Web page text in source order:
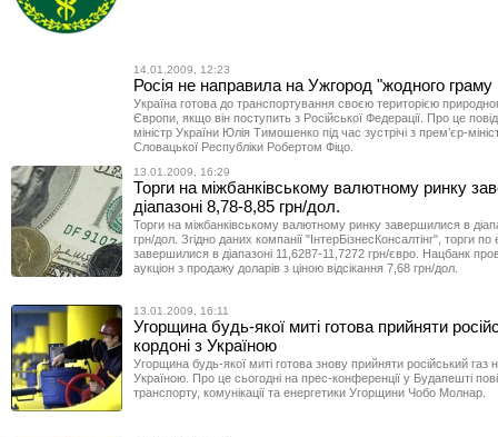
14.01.2009, 12:23
Росія не направила на Ужгород "жодного граму
Україна готова до транспортування своєю територією
Європи, якщо він поступить з Російської Федерації. Про це
міністр України Юлія Тимошенко під час зустрічі з прем’єр-
Словацької Республіки Робертом Фіцо.
13.01.2009, 16:29
Торги на міжбанківському валютному ринку
діапазоні 8,78-8,85 грн/дол.
Торги на міжбанківському валютному ринку завершилися в
грн/дол. Згідно даних компанії "ІнтерБізнесКонсалтінг", торги по
завершилися в діапазоні 11,6287-11,7272 грн/євро. Нацбанк
аукціон з продажу доларів з ціною відсікання 7,68 грн/дол.
13.01.2009, 16:11
Угорщина будь-якої миті готова прийняти
кордоні з Україною
Угорщина будь-якої миті готова знову прийняти російський газ
Україною. Про це сьогодні на прес-конференції у Будапешті
транспорту, комунікації та енергетики Угорщини Чобо Молнар.